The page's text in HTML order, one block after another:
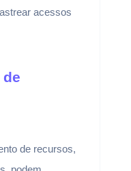
acessos
de
de recursos,